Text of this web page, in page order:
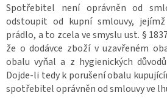
Spotřebitel není oprávněn od
odstoupit od kupní smlouvy,
prádlo, a to zcela ve smyslu ust. §
že o dodávce zboží v uzavřeném
obalu vyňal a z hygienických
Dojde-li tedy k porušení obalu
spotřebitel oprávněn od smlouvy ve